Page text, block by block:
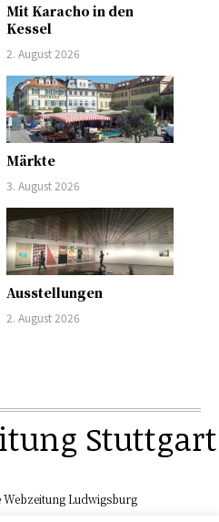
Mit Karacho in den
Kessel
2. August 2026
Märkte
3. August 2026
Ausstellungen
2. August 2026
Stuttgart
Webzeitung Ludwigsburg